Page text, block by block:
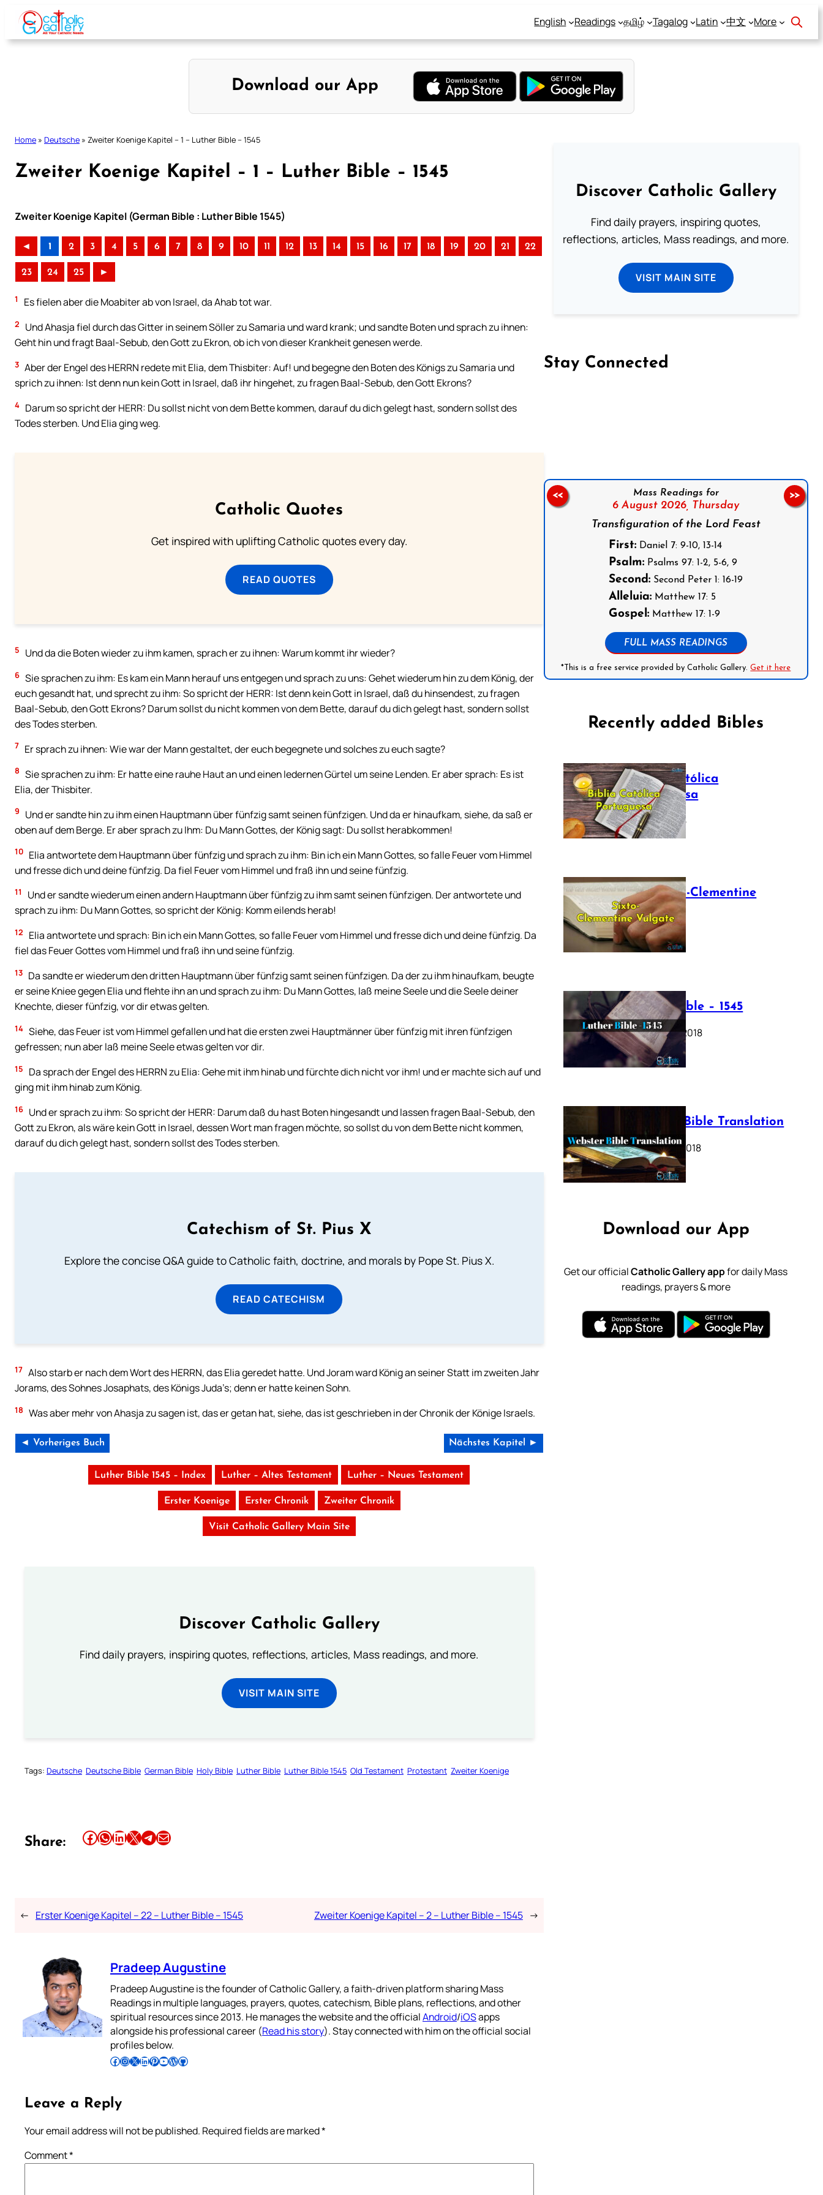
Skip
content
English Readings தமிழ் Tagalog Latin 中文 More
Download our App
Home » Deutsche » Zweiter Koenige Kapitel – 1 – Luther Bible – 1545
Zweiter Koenige Kapitel – 1 – Luther Bible – 1545
Zweiter Koenige Kapitel (German Bible : Luther Bible 1545)
◄ 1 2 3 4 5 6 7 8 9 10 11 12 13 14 15 16 17 18 19 20 21 22
23 24 25 ►
1 Es fielen aber die Moabiter ab von Israel, da Ahab tot war.
2
Und Ahasja fiel durch das Gitter in seinem Söller zu Samaria und ward krank; und sandte Boten und sprach zu ihnen:
Geht hin und fragt Baal-Sebub, den Gott zu Ekron, ob ich von dieser Krankheit genesen werde.
3 Aber der Engel des HERRN redete mit Elia, dem Thisbiter: Auf! und begegne den Boten des Königs zu Samaria und
sprich zu ihnen: Ist denn nun kein Gott in Israel, daß ihr hingehet, zu fragen Baal-Sebub, den Gott Ekrons?
4 Darum so spricht der HERR: Du sollst nicht von dem Bette kommen, darauf du dich gelegt hast, sondern sollst des
Todes sterben. Und Elia ging weg.
Catholic Quotes
Get inspired with uplifting Catholic quotes every day.
READ QUOTES
5 Und da die Boten wieder zu ihm kamen, sprach er zu ihnen: Warum kommt ihr wieder?
6 Sie sprachen zu ihm: Es kam ein Mann herauf uns entgegen und sprach zu uns: Gehet wiederum hin zu dem König, der
euch gesandt hat, und sprecht zu ihm: So spricht der HERR: Ist denn kein Gott in Israel, daß du hinsendest, zu fragen
Baal-Sebub, den Gott Ekrons? Darum sollst du nicht kommen von dem Bette, darauf du dich gelegt hast, sondern sollst
des Todes sterben.
7 Er sprach zu ihnen: Wie war der Mann gestaltet, der euch begegnete und solches zu euch sagte?
8 Sie sprachen zu ihm: Er hatte eine rauhe Haut an und einen ledernen Gürtel um seine Lenden. Er aber sprach: Es ist
Elia, der Thisbiter.
9
Und er sandte hin zu ihm einen Hauptmann über fünfzig samt seinen fünfzigen. Und da er hinaufkam, siehe, da saß er
oben auf dem Berge. Er aber sprach zu Ihm: Du Mann Gottes, der König sagt: Du sollst herabkommen!
10 Elia antwortete dem Hauptmann über fünfzig und sprach zu ihm: Bin ich ein Mann Gottes, so falle Feuer vom Himmel
und fresse dich und deine fünfzig. Da fiel Feuer vom Himmel und fraß ihn und seine fünfzig.
11
Und er sandte wiederum einen andern Hauptmann über fünfzig zu ihm samt seinen fünfzigen. Der antwortete und
sprach zu ihm: Du Mann Gottes, so spricht der König: Komm eilends herab!
12
Elia antwortete und sprach: Bin ich ein Mann Gottes, so falle Feuer vom Himmel und fresse dich und deine fünfzig. Da
fiel das Feuer Gottes vom Himmel und fraß ihn und seine fünfzig.
13 Da sandte er wiederum den dritten Hauptmann über fünfzig samt seinen fünfzigen. Da der zu ihm hinaufkam, beugte
er seine Kniee gegen Elia und flehte ihn an und sprach zu ihm: Du Mann Gottes, laß meine Seele und die Seele deiner
Knechte, dieser fünfzig, vor dir etwas gelten.
14 Siehe, das Feuer ist vom Himmel gefallen und hat die ersten zwei Hauptmänner über fünfzig mit ihren fünfzigen
gefressen; nun aber laß meine Seele etwas gelten vor dir.
15
Da sprach der Engel des HERRN zu Elia: Gehe mit ihm hinab und fürchte dich nicht vor ihm! und er machte sich auf und
ging mit ihm hinab zum König.
16 Und er sprach zu ihm: So spricht der HERR: Darum daß du hast Boten hingesandt und lassen fragen Baal-Sebub, den
Gott zu Ekron, als wäre kein Gott in Israel, dessen Wort man fragen möchte, so sollst du von dem Bette nicht kommen,
darauf du dich gelegt hast, sondern sollst des Todes sterben.
Catechism of St. Pius X
Explore the concise Q&A guide to Catholic faith, doctrine, and morals by Pope St. Pius X.
READ CATECHISM
17 Also starb er nach dem Wort des HERRN, das Elia geredet hatte. Und Joram ward König an seiner Statt im zweiten Jahr
Jorams, des Sohnes Josaphats, des Königs Juda’s; denn er hatte keinen Sohn.
18 Was aber mehr von Ahasja zu sagen ist, das er getan hat, siehe, das ist geschrieben in der Chronik der Könige Israels.
◄ Vorheriges Buch Nächstes Kapitel ►
Luther Bible 1545 – Index Luther – Altes Testament Luther – Neues Testament
Erster Koenige Erster Chronik Zweiter Chronik
Visit Catholic Gallery Main Site
Discover Catholic Gallery
Find daily prayers, inspiring quotes, reflections, articles, Mass readings, and more.
VISIT MAIN SITE
Tags: Deutsche Deutsche Bible German Bible Holy Bible Luther Bible Luther Bible 1545 Old Testament Protestant Zweiter Koenige
Share: Share this article on Facebook Share this article on WhatsApp Share this article on LinkedIn Share this article on X Share this article on TelegramEmail this Article
← Erster Koenige Kapitel – 22 – Luther Bible – 1545 Zweiter Koenige Kapitel – 2 – Luther Bible – 1545 →
Pradeep Augustine
Pradeep Augustine is the founder of Catholic Gallery, a faith-driven platform sharing Mass
Readings in multiple languages, prayers, quotes, catechism, Bible plans, reflections, and other
spiritual resources since 2013. He manages the website and the officialAndroid/iOSapps
alongside his professional career (Read his story). Stay connected with him on the official social
profiles below.
Follow Pradeep on Facebook Follow Pradeep on InstagramFollow Pradeep on X Follow Pradeep on LinkedIn Follow Pradeep on Pinterest Subscribe to Pradeep’s Youtube Channel Follow Pradeep on WordPress Follow Pradeep on GitHub
Leave a Reply
Your email address will not be published. Required fields are marked*
Comment*
Discover Catholic Gallery
Find daily prayers, inspiring quotes,
reflections, articles, Mass readings, and more.
VISIT MAIN SITE
Stay Connected
Mass Readings for
6 August 2026, Thursday
Transfiguration of the Lord Feast
First: Daniel 7: 9-10, 13-14
Psalm: Psalms 97: 1-2, 5-6, 9
Second: Second Peter 1: 16-19
Alleluia: Matthew 17: 5
Gospel: Matthew 17: 1-9
FULL MASS READINGS
*This is a free service provided by Catholic Gallery.Get it here
<< >>
Recently added Bibles
Bíblia Católica
Portuguesa
July 16, 2025
The Sixto-Clementine
Vulgate
July 12, 2025
Luther Bible – 1545
October 17, 2018
Webster Bible Translation
October 11, 2018
Download our App
Get our officialCatholic Gallery appfor daily Mass
readings, prayers & more